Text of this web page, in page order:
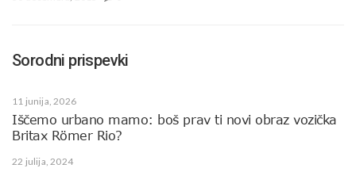
Sorodni prispevki
11 junija, 2026
Iščemo urbano mamo: boš prav ti novi obraz vozička
Britax Römer Rio?
22 julija, 2024